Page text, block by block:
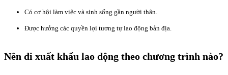
Có cơ hội làm việc và sinh sống gần người thân.
Được hưởng các quyền lợi tương tự lao động bản địa.
Nên đi xuất khẩu lao động theo chương trình nào?